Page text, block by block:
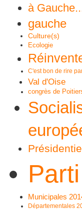
à
gauche
Culture(s)
Ecologie
C'est bon de rire
Val d'Oise
congrès de
Municipales
Départementales